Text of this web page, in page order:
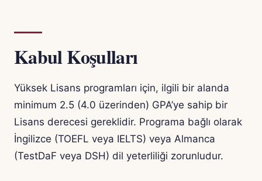
Kabul Koşulları
Yüksek Lisans programları için, ilgili bir alanda
minimum 2.5 (4.0 üzerinden) GPA’ye sahip bir
Lisans derecesi gereklidir. Programa bağlı olarak
İngilizce (TOEFL veya IELTS) veya Almanca
(TestDaF veya DSH) dil yeterliliği zorunludur.